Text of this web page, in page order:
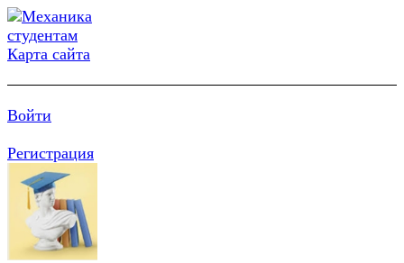
Карта сайта
Войти
Регистрация